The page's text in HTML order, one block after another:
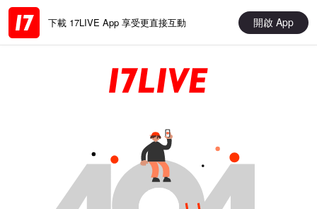
下載 17LIVE App 享受更直接互動 開啟 App